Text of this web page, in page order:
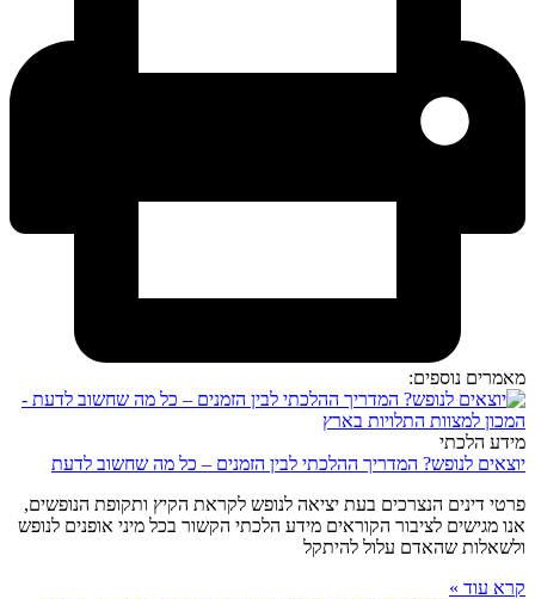
מאמרים נוספים:
מידע הלכתי
יוצאים לנופש? המדריך ההלכתי לבין הזמנים – כל מה שחשוב לדעת
פרטי דינים הנצרכים בעת יציאה לנופש לקראת הקיץ ותקופת הנופשים,
אנו מגישים לציבור הקוראים מידע הלכתי הקשור בכל מיני אופנים לנופש
ולשאלות שהאדם עלול להיתקל
קרא עוד »